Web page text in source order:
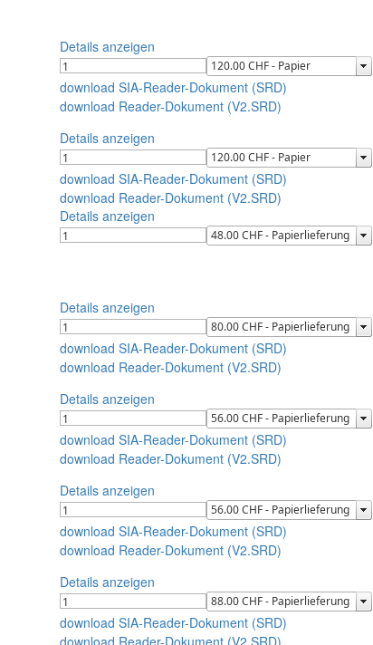
Details anzeigen
download SIA-Reader-Dokument (SRD)
download Reader-Dokument (V2.SRD)
Details anzeigen
download SIA-Reader-Dokument (SRD)
download Reader-Dokument (V2.SRD)
Details anzeigen
Details anzeigen
download SIA-Reader-Dokument (SRD)
download Reader-Dokument (V2.SRD)
Details anzeigen
download SIA-Reader-Dokument (SRD)
download Reader-Dokument (V2.SRD)
Details anzeigen
download SIA-Reader-Dokument (SRD)
download Reader-Dokument (V2.SRD)
Details anzeigen
download SIA-Reader-Dokument (SRD)
download Reader-Dokument (V2.SRD)